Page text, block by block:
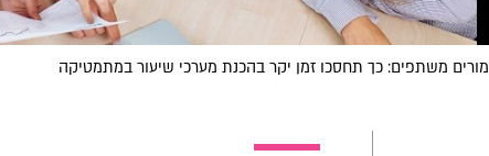
מורים משתפים: כך תחסכו זמן יקר בהכנת מערכי שיעור במתמטיקה